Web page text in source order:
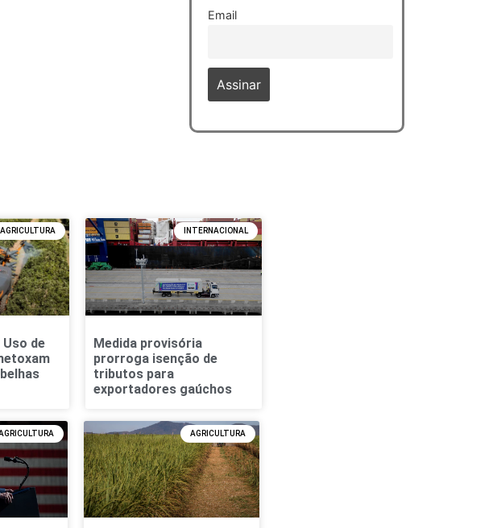
Email
AGRICULTURA
de
INTERNACIONAL
Medida provisória
prorroga isenção de
tributos para
exportadores gaúchos
AGRICULTURA